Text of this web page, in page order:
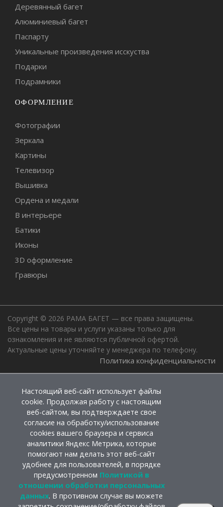
Деревянный багет
Алюминиевый багет
Паспарту
Уникальные произведения исскуства
Подарки
Подрамники
ОФОРМЛЕНИЕ
Фотографии
Зеркала
Картины
Телевизор
Вышивка
Ордена и медали
В интерьере
Батики
Иконы
3D оформление
Гравюры
Copyright © 2026 РАМА БАГЕТ — все права защищены.
Все цены на товары и услуги указаны только для
ознакомления и не являются публичной офертой.
Актуальные цены уточняйте у менеджера по телефону.
Политика конфиденциальности
Настоящий веб-сайт использует файлы
cookie. Продолжая работу с настоящим
веб-сайтом, вы подтверждаете свое
согласие на обработку/использование
cookies вашего браузера и сервиса
аналитики Яндекс Метрика, которые
помогают нам делать этот веб-сайт
удобнее для пользователей, в порядке
предусмотренном Политикой в
отношении обработки персональных
данных. В противном случае вы можете